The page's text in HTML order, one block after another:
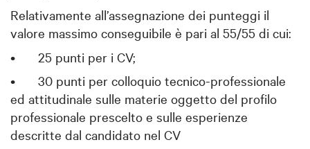
Relativamente all’assegnazione dei punteggi il
valore massimo conseguibile è pari al 55/55 di cui:
•
25 punti per i CV;
•
30 punti per colloquio tecnico-professionale
ed attitudinale sulle materie oggetto del profilo
professionale prescelto e sulle esperienze
descritte dal candidato nel CV